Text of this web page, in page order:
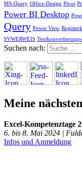
MS-Query Office-Design Pivot
Power BI Desktop
Query Power View
SVWERWEIS
Suchen nach:
Meine
Excel-Kompetenztage
6. bis 8. Mai 2024 |
Infos und Anmeldung